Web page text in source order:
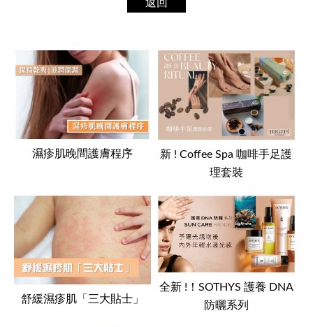
返回
濕疹肌晚間護膚程序
新 ! Coffee Spa 咖啡手足護
理套裝
舒緩濕疹肌「三大貼士」
全新 !！SOTHYS 護養 DNA
防曬系列